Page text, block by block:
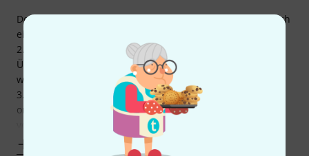
Der AMP ist 1. wunderschön und wertig verarbeitet. Einfach
ein Hingucker.
2. Nicht zu viel Schnick Schnack. Kabel rein und los.
Überschaubare effektsektion, die zwei reverbs geben
wunderbare Fülle.
3.super sauberer warmer klang. Klare Höhen und auch
ordentlich bass. Die Lautstärke ist für den mittleren Amp
von acus auch nicht zu missachten. Bisher aber nur in